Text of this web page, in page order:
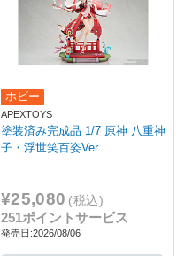
ホビー
APEXTOYS
塗装済み完成品 1/7 原神 八重神
子・浮世笑百姿Ver.
¥25,080 (税込)
251ポイントサービス
発売日:2026/08/06